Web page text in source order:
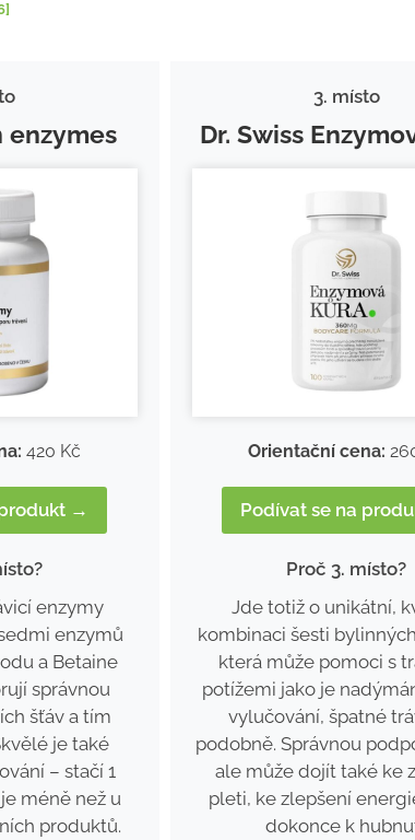
enzymes
420 Kč
→
enzymy
enzymů
a Betaine
správnou
šťáv a tím
je také
– stačí 1
méně než u
produktů.
3. místo
Dr. Swiss
Orientační cena:
Podívat se na
Proč 3. místo?
Jde totiž o unikátní,
kombinaci šesti
která může pomoci s
potížemi jako je
vylučování, špatné
podobně. Správnou
ale může dojít také ke
pleti, ke zlepšení
dokonce k